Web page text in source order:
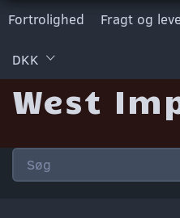
Fortrolighed Fragt og
DKK
West